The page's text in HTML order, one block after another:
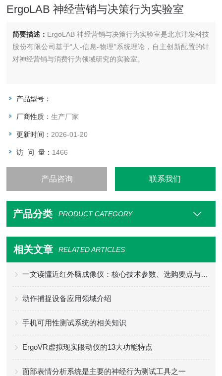
ErgoLAB 神经营销与决策行为实验室
简要描述： ErgoLAB 神经营销与决策行为实验室是北京津发科技
股份有限公司基于“人-信息-物理"系统理论，自主创新配置的针
对神经营销与消费行为领域研究的实验室。
产品型号：
厂商性质：生产厂家
更新时间： 2026-01-20
访 问 量： 1466
产品咨询 联系我们
产品分类 PRODUCT CATEGORY
相关文章 RELATED ARTICLES
一文读懂近红外脑成像仪：核心技术参数、选购要点与不同场景适配方案指南
动作捕捉设备应用领域介绍
手机可用性测试系统的相关知识
ErgoVR虚拟现实眼动仪的13大功能特点
面部表情分析系统是主要的神经行为测试工具之一